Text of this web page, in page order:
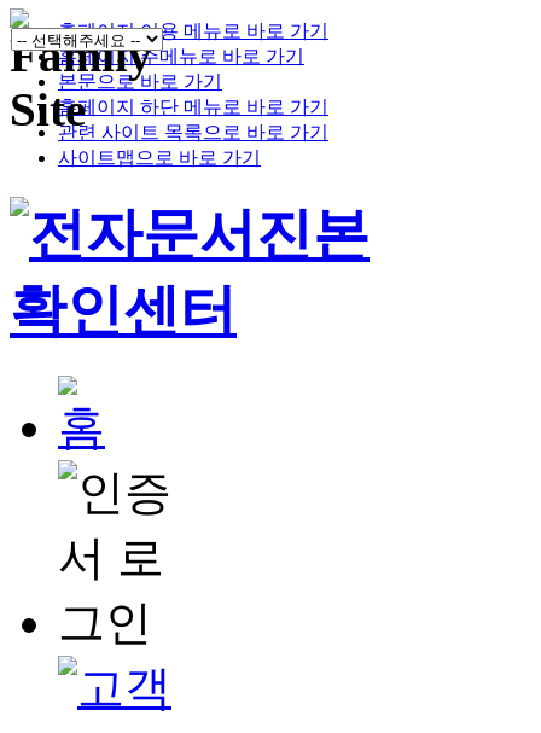
홈페이지 이용 메뉴로 바로 가기
홈페이지 주메뉴로 바로 가기
본문으로 바로 가기
홈페이지 하단 메뉴로 바로 가기
관련 사이트 목록으로 바로 가기
사이트맵으로 바로 가기